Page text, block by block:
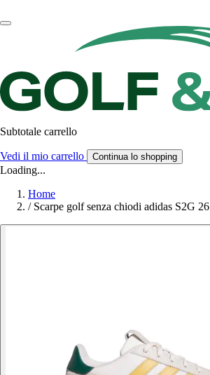
Subtotale carrello
Vedi il mio carrello Continua lo shopping
Loading...
Home
/ Scarpe golf senza chiodi adidas S2G 26